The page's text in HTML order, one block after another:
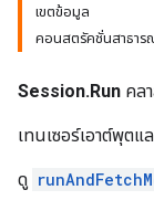
เขตข้อมูล
คอนสตรัคชั่นสาธาร
Session.Run คล
เทนเซอร์เอาต์พุตแ
ดู